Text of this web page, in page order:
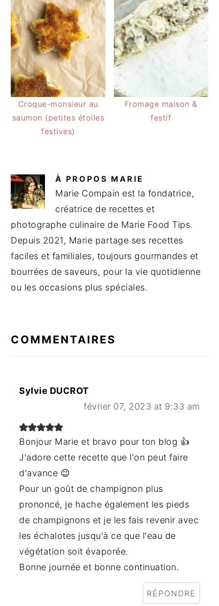
Croque-monsieur au
saumon (petites étoiles
festives)
Fromage maison &
festif
À PROPOS MARIE
Marie Compain est la fondatrice,
créatrice de recettes et
photographe culinaire de Marie Food Tips.
Depuis 2021, Marie partage ses recettes
faciles et familiales, toujours gourmandes et
bourrées de saveurs, pour la vie quotidienne
ou les occasions plus spéciales.
DU
LECTEUR
COMMENTAIRES
Sylvie DUCROT
février 07, 2023 at 9:33 am
Bonjour Marie et bravo pour ton blog 👍
J'adore cette recette que l'on peut faire
d'avance 😉
Pour un goût de champignon plus
prononcé, je hache également les pieds
de champignons et je les fais revenir avec
les échalotes jusqu'à ce que l'eau de
végétation soit évaporée.
Bonne journée et bonne continuation.
RÉPONDRE